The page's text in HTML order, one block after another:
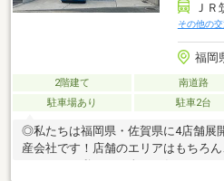
ＪＲ
その他の交
福岡
2階建て 南道路
駐車場あり
駐車2台
◎私たちは福岡県・佐賀県に4店舗展
産会社です！店舗のエリアはもちろ